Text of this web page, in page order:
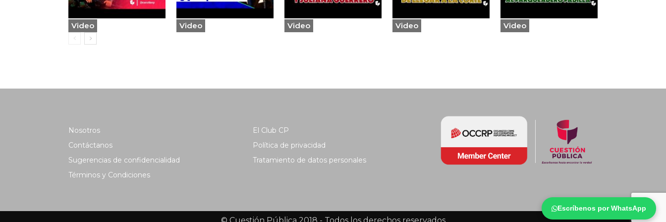
Escríbenos por WhatsApp
Video Video Video Video Video
Nosotros
Contáctanos
Sugerencias de confidencialidad
Términos y Condiciones
El Club CP
Política de privacidad
Tratamiento de datos personales